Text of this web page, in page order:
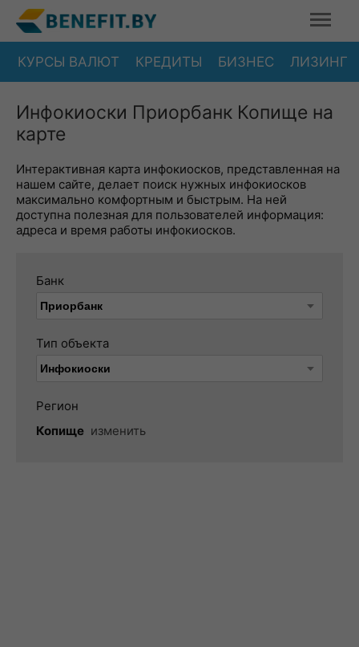
КУРСЫ ВАЛЮТ КРЕДИТЫ БИЗНЕС ЛИЗИНГ
Инфокиоски Приорбанк Копище на
карте
Интерактивная карта инфокиосков, представленная на
нашем сайте, делает поиск нужных инфокиосков
максимально комфортным и быстрым. На ней
доступна полезная для пользователей информация:
адреса и время работы инфокиосков.
Банк
Тип объекта
Регион
Копище изменить